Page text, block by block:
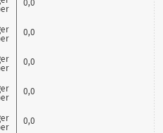
0,0
0,0
0,0
0,0
0,0